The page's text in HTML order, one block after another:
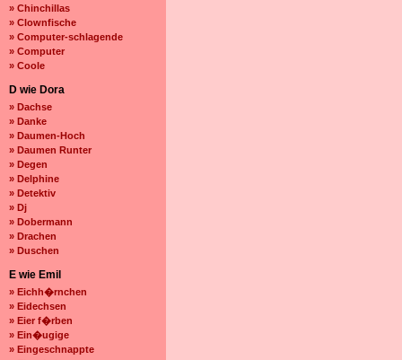
» Chinchillas
» Clownfische
» Computer-schlagende
» Computer
» Coole
D wie Dora
» Dachse
» Danke
» Daumen-Hoch
» Daumen Runter
» Degen
» Delphine
» Detektiv
» Dj
» Dobermann
» Drachen
» Duschen
E wie Emil
» Eichh�rnchen
» Eidechsen
» Eier f�rben
» Ein�ugige
» Eingeschnappte